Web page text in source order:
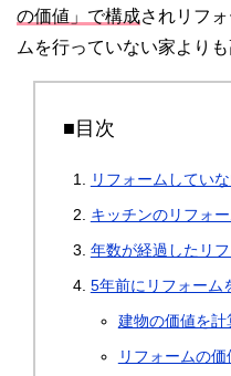
の価値」で構成されリフ
ムを行っていない家より
■目次
リフォームしてい
キッチンのリフォ
年数が経過したリ
5年前にリフォーム
建物の価値を計
リフォームの